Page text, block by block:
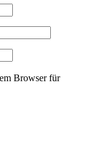
Browser für